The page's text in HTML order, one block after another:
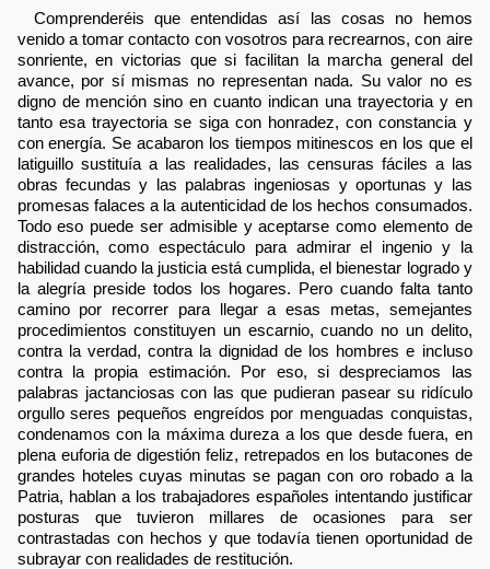
Comprenderéis que entendidas así las cosas no hemos
venido a tomar contacto con vosotros para recrearnos, con aire
sonriente, en victorias que si facilitan la marcha general del
avance, por sí mismas no representan nada. Su valor no es
digno de mención sino en cuanto indican una trayectoria y en
tanto esa trayectoria se siga con honradez, con constancia y
con energía. Se acabaron los tiempos mitinescos en los que el
latiguillo sustituía a las realidades, las censuras fáciles a las
obras fecundas y las palabras ingeniosas y oportunas y las
promesas falaces a la autenticidad de los hechos consumados.
Todo eso puede ser admisible y aceptarse como elemento de
distracción, como espectáculo para admirar el ingenio y la
habilidad cuando la justicia está cumplida, el bienestar logrado y
la alegría preside todos los hogares. Pero cuando falta tanto
camino por recorrer para llegar a esas metas, semejantes
procedimientos constituyen un escarnio, cuando no un delito,
contra la verdad, contra la dignidad de los hombres e incluso
contra la propia estimación. Por eso, si despreciamos las
palabras jactanciosas con las que pudieran pasear su ridículo
orgullo seres pequeños engreídos por menguadas conquistas,
condenamos con la máxima dureza a los que desde fuera, en
plena euforia de digestión feliz, retrepados en los butacones de
grandes hoteles cuyas minutas se pagan con oro robado a la
Patria, hablan a los trabajadores españoles intentando justificar
posturas que tuvieron millares de ocasiones para ser
contrastadas con hechos y que todavía tienen oportunidad de
subrayar con realidades de restitución.